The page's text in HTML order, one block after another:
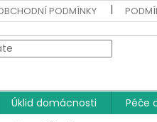
PODMÍNKY
Úklid domácnosti Péče